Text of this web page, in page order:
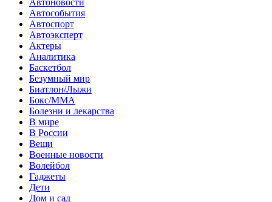
Автособытия
Автоспорт
Автоэксперт
Актеры
Аналитика
Баскетбол
Безумный мир
Биатлон/Лыжи
Бокс/MMA
Болезни и лекарства
В мире
В России
Вещи
Военные новости
Волейбол
Гаджеты
Дети
Дом и сад